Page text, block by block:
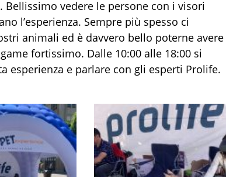
vedere le persone con i visori
l’esperienza. Sempre più spesso ci
animali ed è davvero bello poterne avere
fortissimo. Dalle 10:00 alle 18:00 si
esperienza e parlare con gli esperti Prolife.